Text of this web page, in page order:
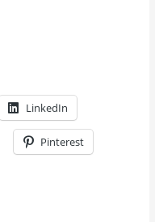
LinkedIn
Pinterest